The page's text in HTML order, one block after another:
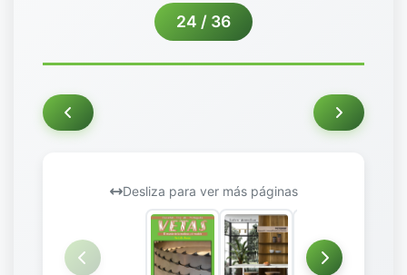
24 / 36
Desliza para ver más páginas